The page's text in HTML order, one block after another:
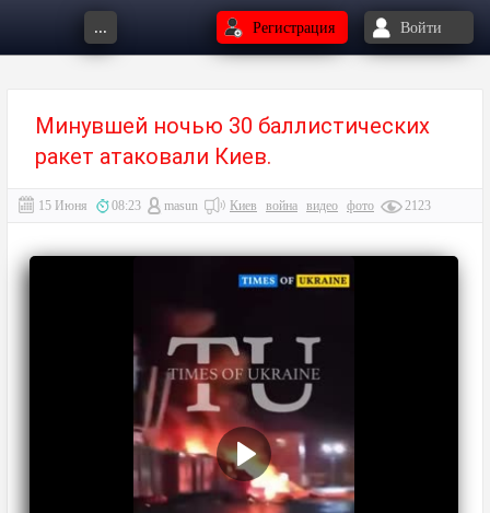
... Регистрация Войти
Минувшей ночью 30 баллистических
ракет атаковали Киев.
15 Июня 08:23 masun Киев война видео фото 2123